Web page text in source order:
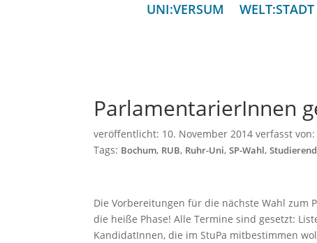
UNI:VERSUM WELT:STADT
ParlamentarierInnen
veröffentlicht: 10. November 2014 verfasst von:
Tags: Bochum, RUB, Ruhr-Uni,SP-Wahl,
Die Vorbereitungen für die nächste Wahl zum
die heiße Phase! Alle Termine sind gesetzt:
KandidatInnen, die im StuPa mitbestimmen